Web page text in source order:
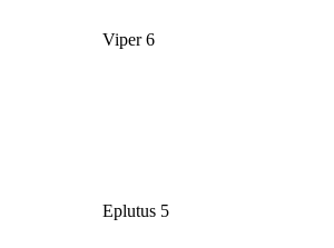
Viper6
Eplutus 5